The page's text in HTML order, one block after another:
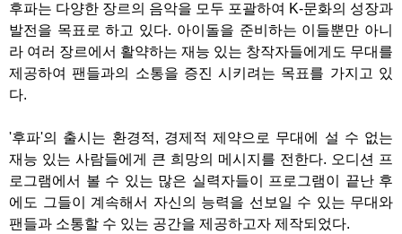
후파는 다양한 장르의 음악을 모두 포괄하여 K-문화의 성장과
발전을 목표로 하고 있다. 아이돌을 준비하는 이들뿐만 아니
라 여러 장르에서 활약하는 재능 있는 창작자들에게도 무대를
제공하여 팬들과의 소통을 증진 시키려는 목표를 가지고 있
다.
'후파'의 출시는 환경적, 경제적 제약으로 무대에 설 수 없는
재능 있는 사람들에게 큰 희망의 메시지를 전한다. 오디션 프
로그램에서 볼 수 있는 많은 실력자들이 프로그램이 끝난 후
에도 그들이 계속해서 자신의 능력을 선보일 수 있는 무대와
팬들과 소통할 수 있는 공간을 제공하고자 제작되었다.